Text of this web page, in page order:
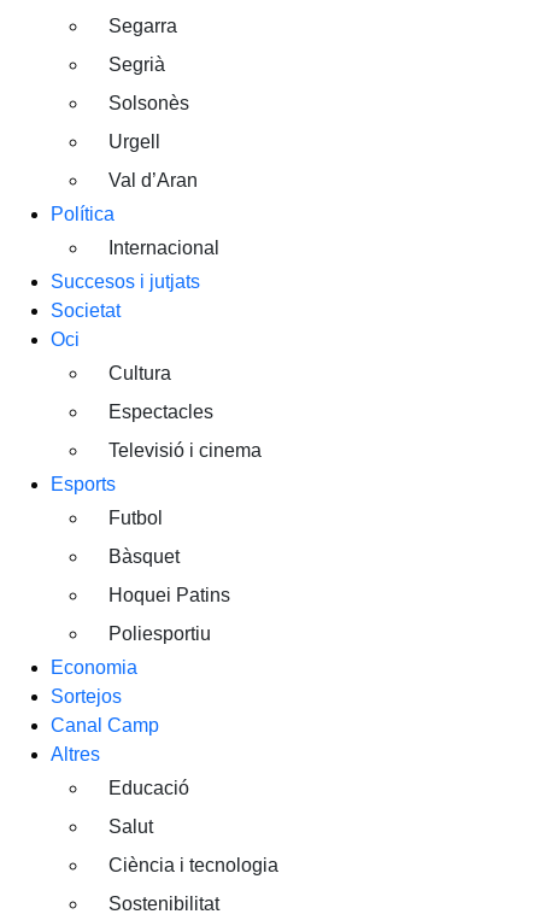
Segarra
Segrià
Solsonès
Urgell
Val d’Aran
Política
Internacional
Succesos i jutjats
Societat
Oci
Cultura
Espectacles
Televisió i cinema
Esports
Futbol
Bàsquet
Hoquei Patins
Poliesportiu
Economia
Sortejos
Canal Camp
Altres
Educació
Salut
Ciència i tecnologia
Sostenibilitat